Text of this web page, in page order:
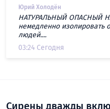
Юрий Холодён
НАТУРАЛЬНЫЙ ОПАСНЫЙ
немедленно изолировать
людей....
03:24 Сегодня
Сирены дважды